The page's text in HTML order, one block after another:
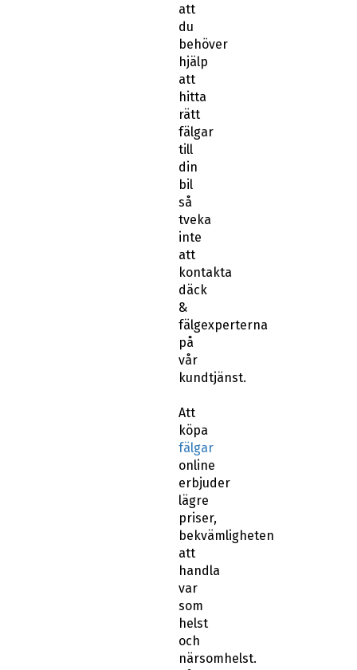
att
du
behöver
hjälp
att
hitta
rätt
fälgar
till
din
bil
så
tveka
inte
att
kontakta
däck
&
fälgexperterna
på
vår
kundtjänst.
Att
köpa
fälgar
online
erbjuder
lägre
priser,
bekvämligheten
att
handla
var
som
helst
och
närsomhelst.